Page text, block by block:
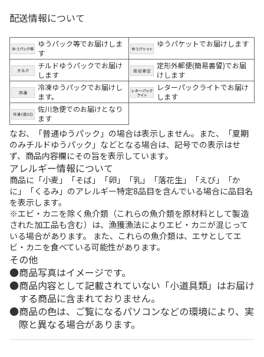
配送情報について
ゆうパック等でお届けしま
す
ゆうパケットでお届けします
チルドゆうパックでお届け
します
定形外郵便(簡易書留)でお届
けします
冷凍ゆうパックでお届けし
ます。
レターパックライトでお届け
します
佐川急便でのお届けとなり
ます
なお、「普通ゆうパック」の場合は表示しません。また、「夏期
のみチルドゆうパック」などとなる場合は、記号での表示はせ
ず、商品内容欄にその旨を表示しています。
アレルギー情報について
商品に「小麦」「そば」「卵」「乳」「落花生」「えび」「か
に」「くるみ」のアレルギー特定8品目を含んでいる場合に品目名
を表示します。
※エビ・カニを除く魚介類（これらの魚介類を原材料として製造
された加工品も含む）は、漁獲漁法によりエビ・カニが混じって
いる場合があります。 また、これらの魚介類は、エサとしてエ
ビ・カニを食べている可能性があります。
その他
商品写真はイメージです。
商品内容として記載されていない「小道具類」はお届け
する商品に含まれておりません。
商品の色は、ご覧になるパソコンなどの環境により、実
際と異なる場合があります。